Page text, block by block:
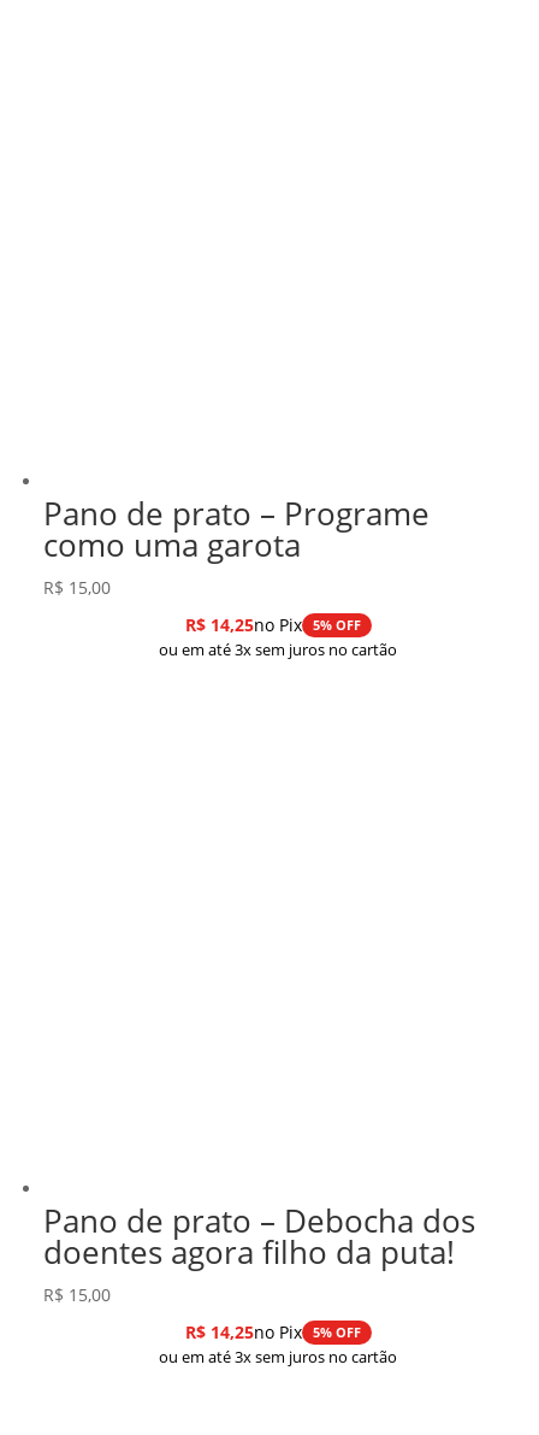
Pano de prato – Programe
como uma garota
R$ 15,00
R$14,25no Pix 5% OFF
ou em até 3x sem juros no cartão
Pano de prato – Debocha dos
doentes agora filho da puta!
R$ 15,00
R$14,25no Pix 5% OFF
ou em até 3x sem juros no cartão